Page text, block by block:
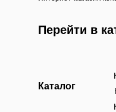
Каталог
Перейти в